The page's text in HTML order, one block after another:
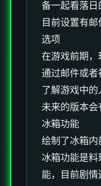
备一起看落日
目前设置有
选项
在游戏前期，
通过邮件或者
了解游戏中的
未来的版本
冰箱功能
绘制了冰箱内
冰箱功能是
能，目前剧情